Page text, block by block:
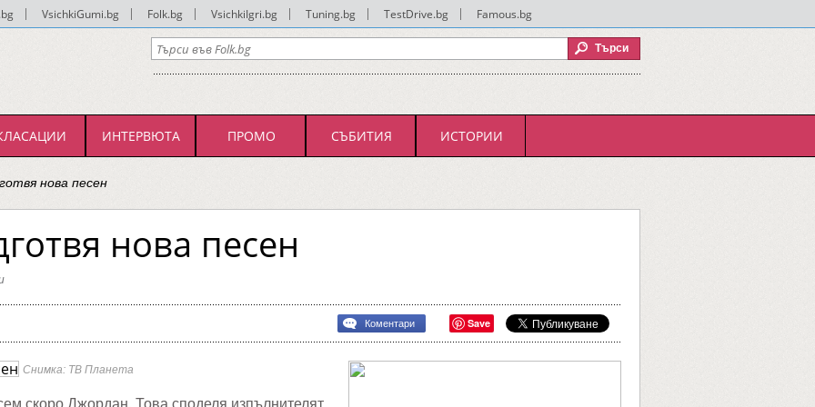
VsichkiGumi.bg Folk.bg VsichkiIgri.bg Tuning.bg TestDrive.bg Famous.bg
ИНТЕРВЮТА ПРОМО СЪБИТИЯ ИСТОРИИ
нова песен
нова песен
Коментари Save
Снимка: ТВ Планета
скоро Джордан. Това споделя изпълнителят